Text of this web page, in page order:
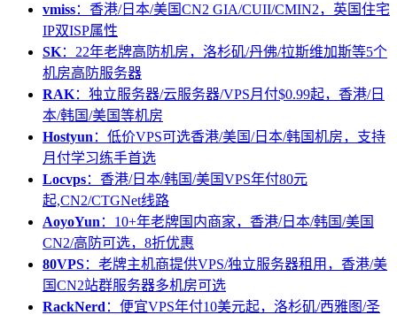
vmiss：香港/日本/美国CN2 GIA/CUII/CMIN2，英国住宅
IP双ISP属性
SK：22年老牌高防机房，洛杉矶/丹佛/拉斯维加斯等5个
机房高防服务器
RAK：独立服务器/云服务器/VPS月付$0.99起，香港/日
本/韩国/美国等机房
Hostyun ：低价VPS可选香港/美国/日本/韩国机房，支持
月付学习练手首选
Locvps：香港/日本/韩国/美国VPS年付80元
起,CN2/CTGNet线路
AoyoYun ：10+年老牌国内商家，香港/日本/韩国/美国
CN2/高防可选，8折优惠
80VPS：老牌主机商提供VPS/独立服务器租用，香港/美
国CN2站群服务器多机房可选
RackNerd ：便宜VPS年付10美元起，洛杉矶/西雅图/圣